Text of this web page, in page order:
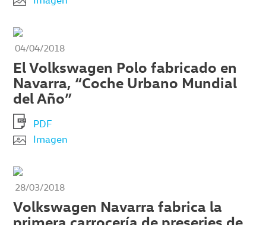
04/04/2018
El Volkswagen Polo fabricado en
Navarra, “Coche Urbano Mundial
del Año”
PDF
Imagen
28/03/2018
Volkswagen Navarra fabrica la